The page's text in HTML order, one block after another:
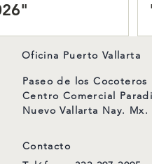
Oficina Puerto Vallarta
Paseo de los Cocoteros
Centro Comercial
Nuevo Vallarta Nay.
Contacto